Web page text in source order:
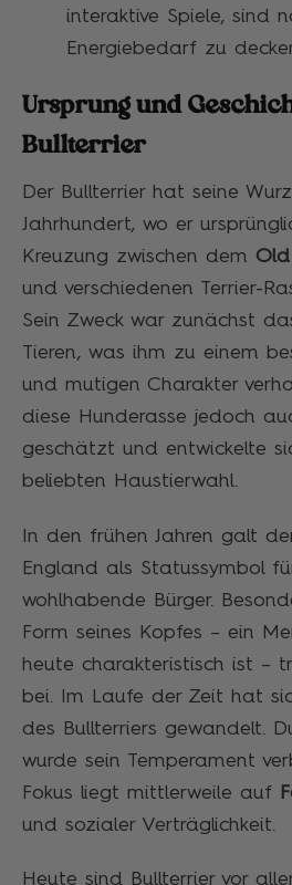
interaktive Spiele, sind
Energiebedarf zu
Ursprung und
Bullterrier
Der Bullterrier hat seine
Jahrhundert, wo er
Kreuzung zwischen dem
und verschiedenen Terrier-
Sein Zweck war zunächst
Tieren, was ihm zu einem
und mutigen Charakter
diese Hunderasse jedoch
geschätzt und entwickelte
beliebten Haustierwahl.
In den frühen Jahren galt
England als Statussymbol
wohlhabende Bürger.
Form seines Kopfes – ein
heute charakteristisch ist –
bei. Im Laufe der Zeit hat
des Bullterriers gewandelt.
wurde sein Temperament
Fokus liegt mittlerweile auf
und sozialer Verträglichkeit.
Heute sind Bullterrier vor